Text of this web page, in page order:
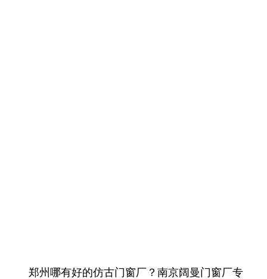
郑州哪有好的仿古门窗厂？南京阔曼门窗厂专